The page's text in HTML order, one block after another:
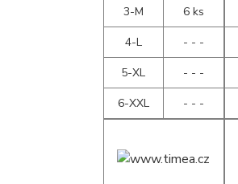
3-M
6 ks
4-L
- - -
5-XL
- - -
6-XXL
- - -